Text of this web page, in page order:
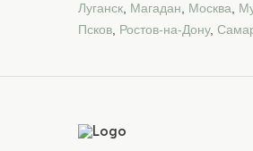
Луганск Магадан Москва
Псков Ростов-на-Дону,